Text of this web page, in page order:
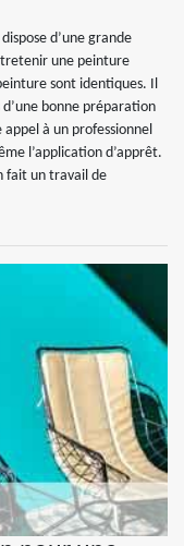
d’une grande
une peinture
sont identiques. Il
bonne préparation
à un professionnel
l’application d’apprêt.
fait un travail de